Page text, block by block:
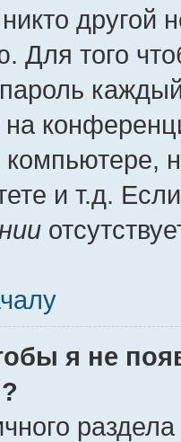
другой
Для того
на
и т.д.
я не